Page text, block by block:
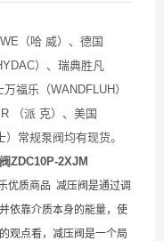
（哈 威）、德国
）、瑞典胜凡
福乐（WANDFLUH）
（派 克）、美国
）常规泵阀均有现货。
ZDC10P-2XJM
优质商品 减压阀是通过调
依靠介质本身的能量，使
观点看，减压阀是一个局